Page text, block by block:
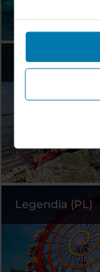
Jasná (SK)
Legendia (PL)